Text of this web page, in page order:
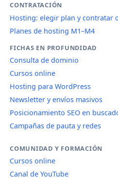
CONTRATACIÓN
Hosting: elegir plan y contratar
Planes de hosting M1–M4
FICHAS EN PROFUNDIDAD
Consulta de dominio
Cursos online
Hosting para WordPress
Newsletter y envíos masivos
Posicionamiento SEO en
Campañas de pauta y redes
COMUNIDAD Y FORMACIÓN
Cursos online
Canal de YouTube